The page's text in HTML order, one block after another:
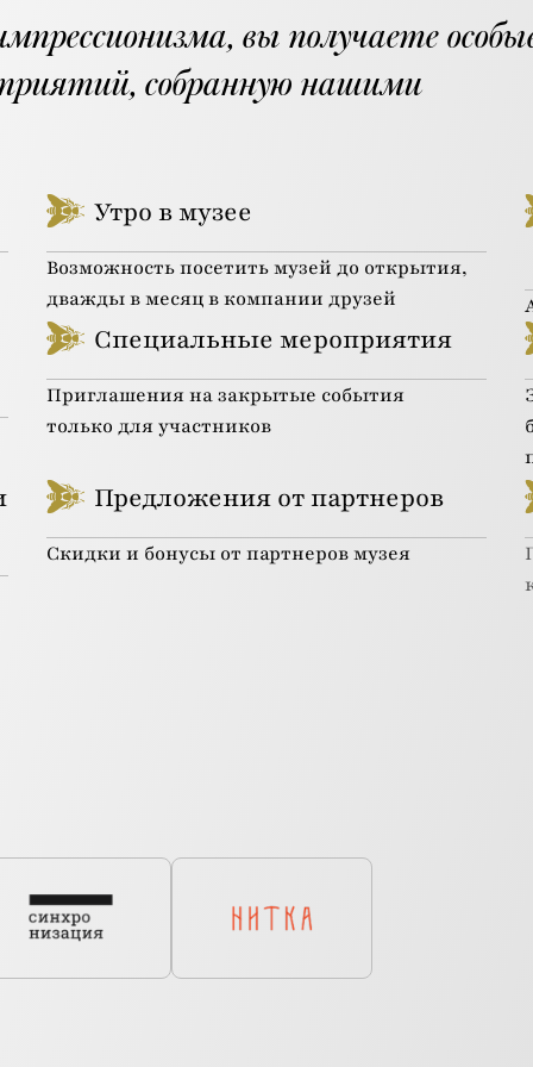
вы получаете
собранную нашими
Утро в музее
Возможность посетить музей до открытия,
дважды в месяц в компании друзей
Специальные мероприятия
Приглашения на закрытые события
только для участников
Предложения от партнеров
Скидки и бонусы от партнеров музея